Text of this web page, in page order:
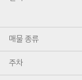
매물 종류
주차